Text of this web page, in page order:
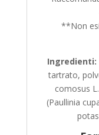
**Non
Ingredienti:
tartrato,
comosus
(Paullinia